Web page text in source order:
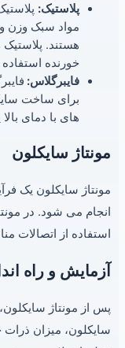
پلاستیک:
مواد سبک وزن
هستند.
خورنده
فایبرگلاس:
برای ساخت
های با دمای
مونتاژ سایکلون
مونتاژ سایکلون یک
انجام می شود. در
استفاده از اتصالات
آزمایش و راه
پس از مونتاژ
سایکلون، میزان